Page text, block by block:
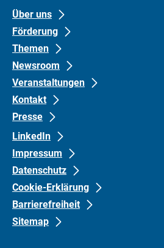
Footer
links
Gruppe
0
Über uns
Förderung
Themen
Newsroom
Veranstaltungen
Kontakt
Presse
Footer
links
Gruppe
1
LinkedIn
Impressum
Datenschutz
Cookie-Erklärung
Barrierefreiheit
Sitemap